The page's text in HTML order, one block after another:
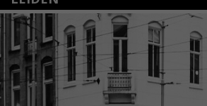
Nieuwstraat 35
2312 KA Leiden
+31(0)71 – 52 84 480
info@kunsthuisleiden.nl
Lees meer